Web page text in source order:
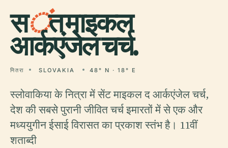
संत माइकल
आर्कएंजेल चर्च.
नितरा SLOVAKIA 48° N · 18° E
स्लोवाकिया के नित्रा में सेंट माइकल द आर्कएंजेल चर्च,
देश की सबसे पुरानी जीवित चर्च इमारतों में से एक और
मध्ययुगीन ईसाई विरासत का प्रकाश स्तंभ है। 11वीं
शताब्दी